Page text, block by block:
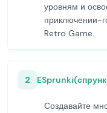
уровням и
приключении-
Retro Game.
2
Создавайте